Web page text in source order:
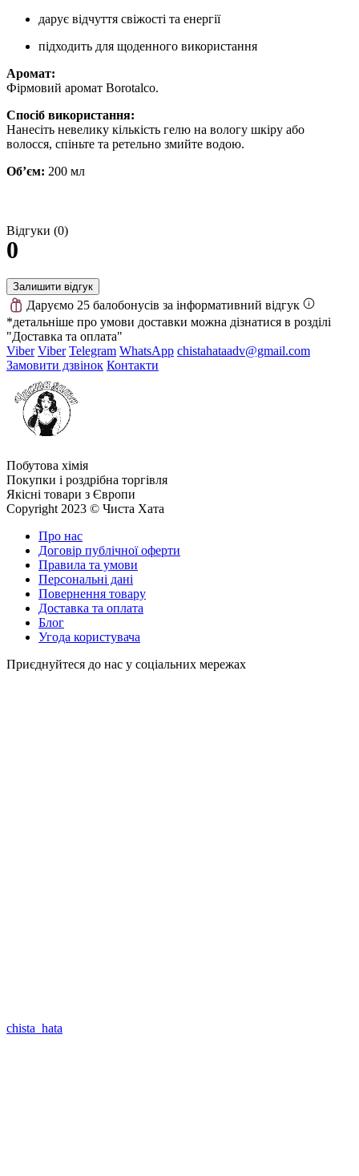
дарує відчуття свіжості та енергії
підходить для щоденного використання
Аромат:
Фірмовий аромат Borotalco.
Спосіб використання:
Нанесіть невелику кількість гелю на вологу шкіру або
волосся, спіньте та ретельно змийте водою.
Об’єм: 200 мл
Відгуки (0)
0
Залишити відгук
Даруємо 25 балобонусів за інформативний відгук
*детальніше про умови доставки можна дізнатися в розділі
"Доставка та оплата"
Viber Viber Telegram WhatsApp chistahataadv@gmail.com
Замовити дзвінок Контакти
Побутова хімія
Покупки і роздрібна торгівля
Якісні товари з Європи
Copyright 2023 © Чиста Хата
Про нас
Договір публічної оферти
Правила та умови
Персональні дані
Повернення товару
Доставка та оплата
Блог
Угода користувача
Приєднуйтеся до нас у соціальних мережах
chista_hata